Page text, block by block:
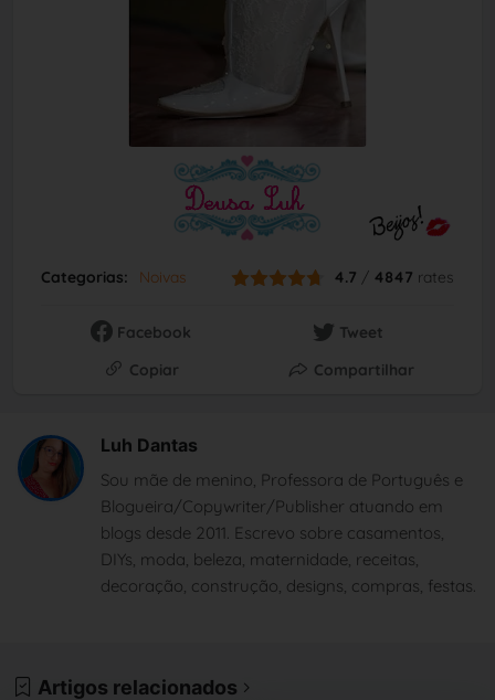
Categorias: Noivas 4.7 / 4847 rates
Facebook
Tweet
Copiar
Compartilhar
Luh Dantas
Sou mãe de menino, Professora de Português e
Blogueira/Copywriter/Publisher atuando em
blogs desde 2011. Escrevo sobre casamentos,
DIYs, moda, beleza, maternidade, receitas,
decoração, construção, designs, compras, festas.
Artigos relacionados